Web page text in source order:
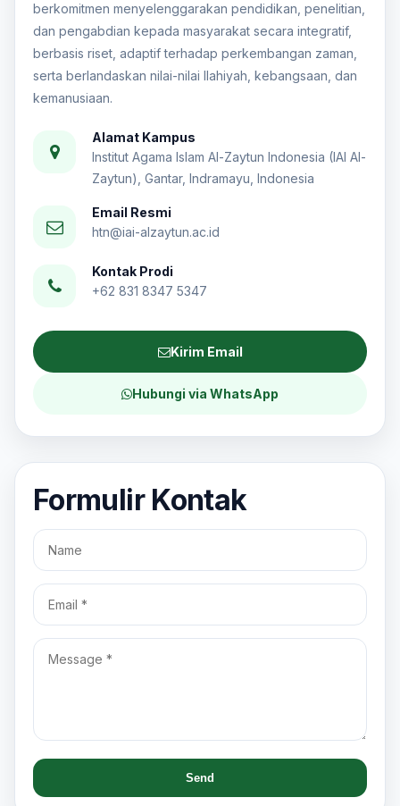
berkomitmen menyelenggarakan pendidikan, penelitian,
dan pengabdian kepada masyarakat secara integratif,
berbasis riset, adaptif terhadap perkembangan zaman,
serta berlandaskan nilai-nilai Ilahiyah, kebangsaan, dan
kemanusiaan.
Alamat Kampus
Institut Agama Islam Al-Zaytun Indonesia (IAI Al-
Zaytun), Gantar, Indramayu, Indonesia
Email Resmi
htn@iai-alzaytun.ac.id
Kontak Prodi
+62 831 8347 5347
Kirim Email
Hubungi via WhatsApp
Formulir Kontak